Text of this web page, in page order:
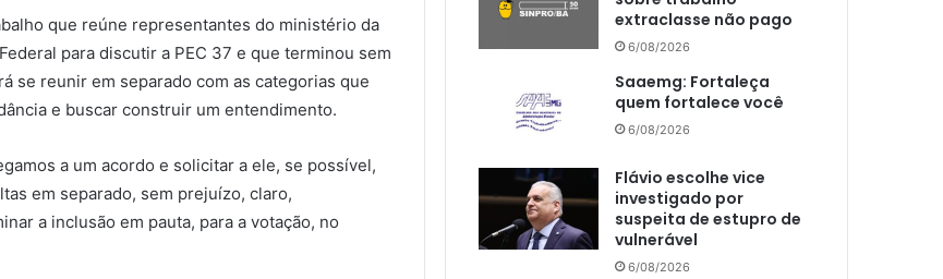
que reúne representantes do ministério da
para discutir a PEC 37 e que terminou sem
se reunir em separado com as categorias que
e buscar construir um entendimento.
a um acordo e solicitar a ele, se possível,
em separado, sem prejuízo, claro,
a inclusão em pauta, para a votação, no
extraclasse não pago
6/08/2026
Saaemg: Fortaleça
quem fortalece você
6/08/2026
Flávio escolhe vice
investigado por
suspeita de estupro de
vulnerável
6/08/2026